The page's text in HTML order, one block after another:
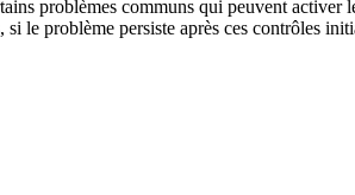
problèmes communs qui peuvent
le problème persiste après ces contrôles